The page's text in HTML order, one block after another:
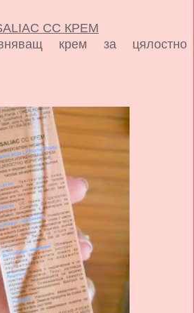
CC КРЕМ
крем за цялостно